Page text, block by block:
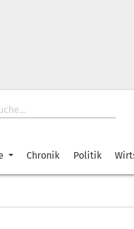
Chronik Politik